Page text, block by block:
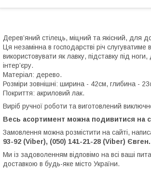
Дерев’яний стілець, міцний та якісний, для
Ця незамінна в господарстві річ
використовувати як лавку, підставку під
інтер’єру.
Матеріал: дерево.
Розміри зовнішні: ширина - 42см, глибина -
Покриття: акриловий лак.
Виріб ручної роботи та виготовлений
Весь асортимент можна подивитися на
Замовлення можна розмістити на сайті,
93-92 (Viber), (050) 141-21-28 (Viber) Євген.
Ми із задоволенням відповімо на всі ваші
доставкою в будь-яке місто України.